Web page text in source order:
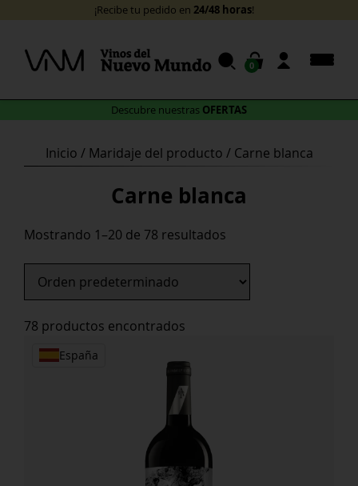
content
Descubre nuestras OFERTAS
¡Recibe tu pedido en 24/48 horas!
0
Inicio / Maridaje del producto / Carne blanca
Carne blanca
Mostrando 1–20 de 78 resultados
78 productos encontrados
España